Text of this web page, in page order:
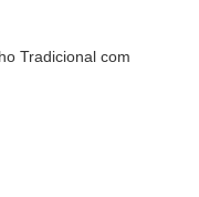
Tradicional com